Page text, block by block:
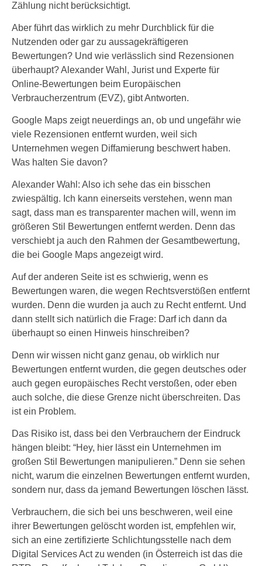
Zählung nicht berücksichtigt.
Aber führt das wirklich zu mehr Durchblick für die
Nutzenden oder gar zu aussagekräftigeren
Bewertungen? Und wie verlässlich sind Rezensionen
überhaupt? Alexander Wahl, Jurist und Experte für
Online-Bewertungen beim Europäischen
Verbraucherzentrum (EVZ), gibt Antworten.
Google Maps zeigt neuerdings an, ob und ungefähr wie
viele Rezensionen entfernt wurden, weil sich
Unternehmen wegen Diffamierung beschwert haben.
Was halten Sie davon?
Alexander Wahl: Also ich sehe das ein bisschen
zwiespältig. Ich kann einerseits verstehen, wenn man
sagt, dass man es transparenter machen will, wenn im
größeren Stil Bewertungen entfernt werden. Denn das
verschiebt ja auch den Rahmen der Gesamtbewertung,
die bei Google Maps angezeigt wird.
Auf der anderen Seite ist es schwierig, wenn es
Bewertungen waren, die wegen Rechtsverstößen entfernt
wurden. Denn die wurden ja auch zu Recht entfernt. Und
dann stellt sich natürlich die Frage: Darf ich dann da
überhaupt so einen Hinweis hinschreiben?
Denn wir wissen nicht ganz genau, ob wirklich nur
Bewertungen entfernt wurden, die gegen deutsches oder
auch gegen europäisches Recht verstoßen, oder eben
auch solche, die diese Grenze nicht überschreiten. Das
ist ein Problem.
Das Risiko ist, dass bei den Verbrauchern der Eindruck
hängen bleibt: “Hey, hier lässt ein Unternehmen im
großen Stil Bewertungen manipulieren.” Denn sie sehen
nicht, warum die einzelnen Bewertungen entfernt wurden,
sondern nur, dass da jemand Bewertungen löschen lässt.
Verbrauchern, die sich bei uns beschweren, weil eine
ihrer Bewertungen gelöscht worden ist, empfehlen wir,
sich an eine zertifizierte Schlichtungsstelle nach dem
Digital Services Act zu wenden (in Österreich ist das die